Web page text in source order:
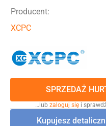
Producent:
XCPC
SPRZEDAŻ
…lub zaloguj się i
Kupujesz